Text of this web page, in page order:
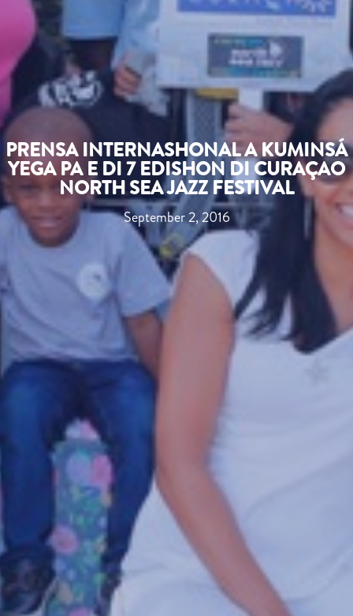
PRENSA INTERNASHONAL A KUMINSÁ
YEGA PA E DI 7 EDISHON DI CURAÇAO
NORTH SEA JAZZ FESTIVAL
September 2, 2016